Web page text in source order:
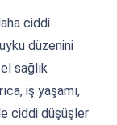
ciddi
düzenini
sağlık
iş yaşamı,
ciddi düşüşler